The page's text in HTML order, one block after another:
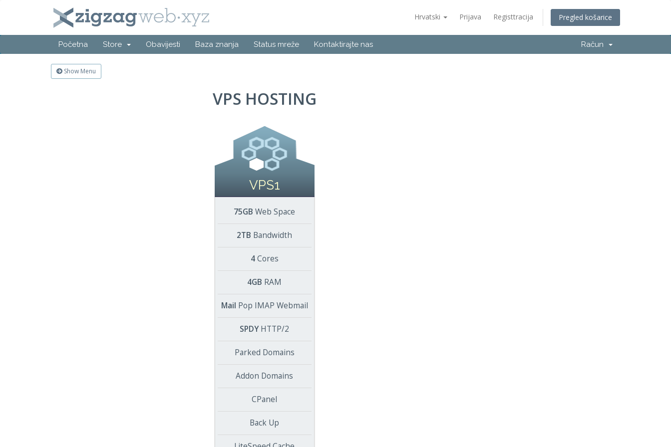
Hrvatski Prijava Registtracija Pregled košarice
Početna Store Obavijesti Baza znanja Status mreže Kontaktirajte nas Račun
Show Menu
VPS HOSTING
VPS1
75GB Web Space
2TB Bandwidth
4Cores
4GB RAM
Mail Pop IMAP Webmail
SPDYHTTP/2
Parked Domains
Addon Domains
CPanel
Back Up